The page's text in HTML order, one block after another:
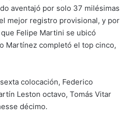
aventajó por solo 37 milésimas
mejor registro provisional, y por
Felipe Martini se ubicó
Martínez completó el top cinco,
colocación, Federico
Leston octavo, Tomás Vitar
décimo.